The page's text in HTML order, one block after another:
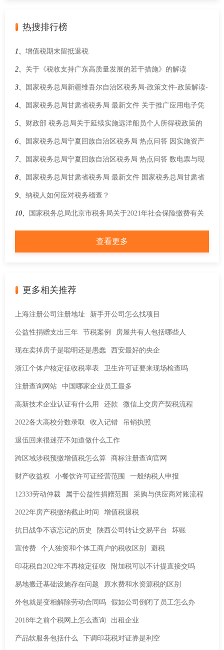
热搜排行榜
1、 增值税期末留抵退税
2、 关于《税收支持广东高质量发展的若干措施》的解读
3、 国家税务总局新疆维吾尔自治区税务局-政策文件-政策解读-
关于《国家税务总局 工业和信息化部关于发布〈免征车辆购置
税的设有固定装置的非运输专用作业车辆目录〉（第十六批）
的公告》的解读
4、 国家税务总局甘肃省税务局 最新文件 关于推广应用电子凭
证会计数据标准的通知
5、 财政部 税务总局关于延续实施远洋船员个人所得税政策的
公告
6、 国家税务总局宁夏回族自治区税务局 热点问答 因实施资产
重组被合并的，尚未抵扣的进项税额是否可以由合并后的纳税
人继续抵扣？
7、 国家税务总局宁夏回族自治区税务局 热点问答 数电票与现
行发票法律效力、基本用途是否相同？
8、 国家税务总局甘肃省税务局 最新文件 国家税务总局甘肃省
税务局关于2025年度职工基本养老保险费 失业保险费 工伤保险
费缴费基数上下限调整的通告
9、 纳税人如何应对税务稽查？
10、 国家税务总局北京市税务局关于2021年社会保险缴费有关
问题的通告
查看更多
更多相关推荐
上海注册公司注册地址 新手开公司怎么找项目
公益性捐赠支出三年 节税案例 房屋共有人包括哪些人
现在卖掉房子是聪明还是愚蠢 西安最好的央企
浙江个体户核定征收税率表 卫生许可证要来现场检查吗
注册查询网站 中国哪家企业员工最多
高新技术企业认证有什么用 还款 微信上交房产契税流程
2022各大高校分数录取 收入记错 吊销执照
退伍回来很迷茫不知道做什么工作
跨区域涉税预缴增值税怎么算 商标注册查询官网
财产收益权 小餐饮许可证经营范围 一般纳税人申报
12333劳动仲裁 属于公益性捐赠范围 采购与供应商对账流程
2022年房产税缴纳截止时间 增值税退税
抗日战争不该忘记的历史 陕西公司转让交易平台 坏账
宣传费 个人独资和个体工商户的税收区别 避税
印花税自2022年不再核定征收 附加税可以不计提直接交吗
易地搬迁基础设施存在问题 原水费和水资源税的区别
外包就是变相解除劳动合同吗 假如公司倒闭了员工怎么办
2018年之前个税网上怎么查询 出租企业
产品软服务包括什么 下调印花税对证券是利空